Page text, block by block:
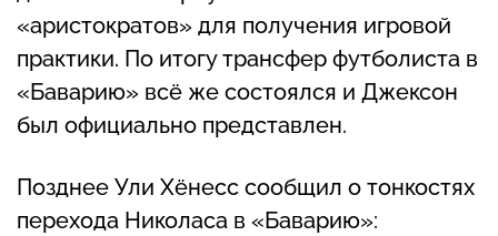
«аристократов» для получения игровой
практики. По итогу трансфер футболиста в
«Баварию» всё же состоялся и Джексон
был официально представлен.
Позднее Ули Хёнесс сообщил о тонкостях
перехода Николаса в «Баварию»: